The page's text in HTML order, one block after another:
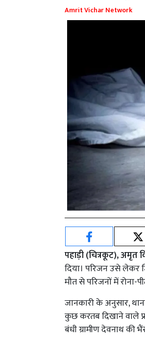
Amrit Vichar Network
पहाड़ी (चित्रकूट), अमृत
दिया। परिजन उसे लेकर
मौत से परिजनों में रोना-
जानकारी के अनुसार,
कुछ करतब दिखाने वाले
बंधी ग्रामीण देवनाथ की